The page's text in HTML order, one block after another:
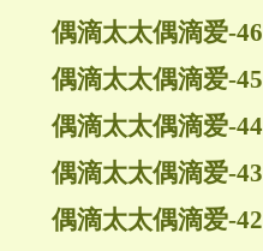
偶滴太太偶滴爱-46
偶滴太太偶滴爱-45
偶滴太太偶滴爱-44
偶滴太太偶滴爱-43
偶滴太太偶滴爱-42